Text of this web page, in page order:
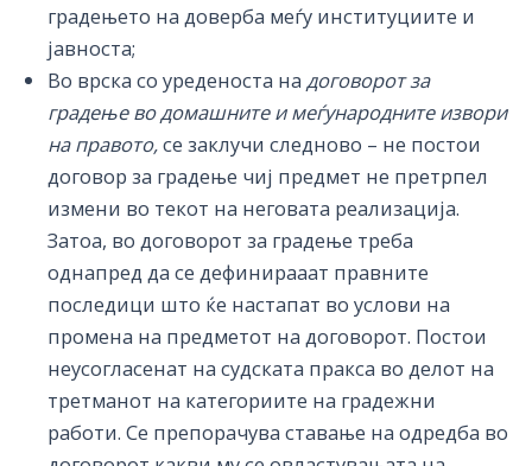
градењето на доверба меѓу институциите и
јавноста;
Во врска со уреденоста на договорот за
градење во домашните и меѓународните извори
на правото,се заклучи следново – не постои
договор за градење чиј предмет не претрпел
измени во текот на неговата реализација.
Затоа, во договорот за градење треба
однапред да се дефинирааат правните
последици што ќе настапат во услови на
промена на предметот на договорот. Постои
неусогласенат на судската пракса во делот на
третманот на категориите на градежни
работи. Се препорачува ставање на одредба во